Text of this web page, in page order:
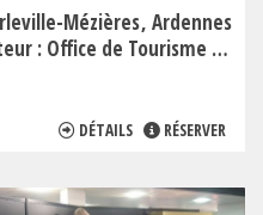
Mézières Ardennes
: Office de Tourisme de Charleville/Sedan en Ardenne
DÉTAILS RÉSERVER